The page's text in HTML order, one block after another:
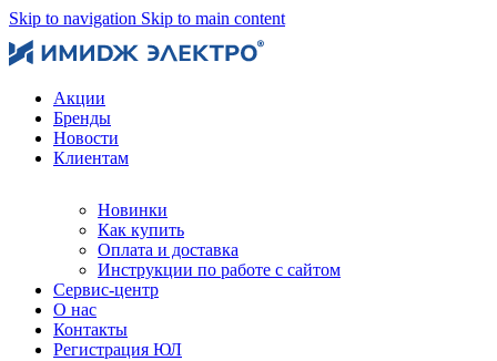
Skip to navigation Skip to main content
Акции
Бренды
Новости
Клиентам
Новинки
Как купить
Оплата и доставка
Инструкции по работе с сайтом
Сервис-центр
О нас
Контакты
Регистрация ЮЛ